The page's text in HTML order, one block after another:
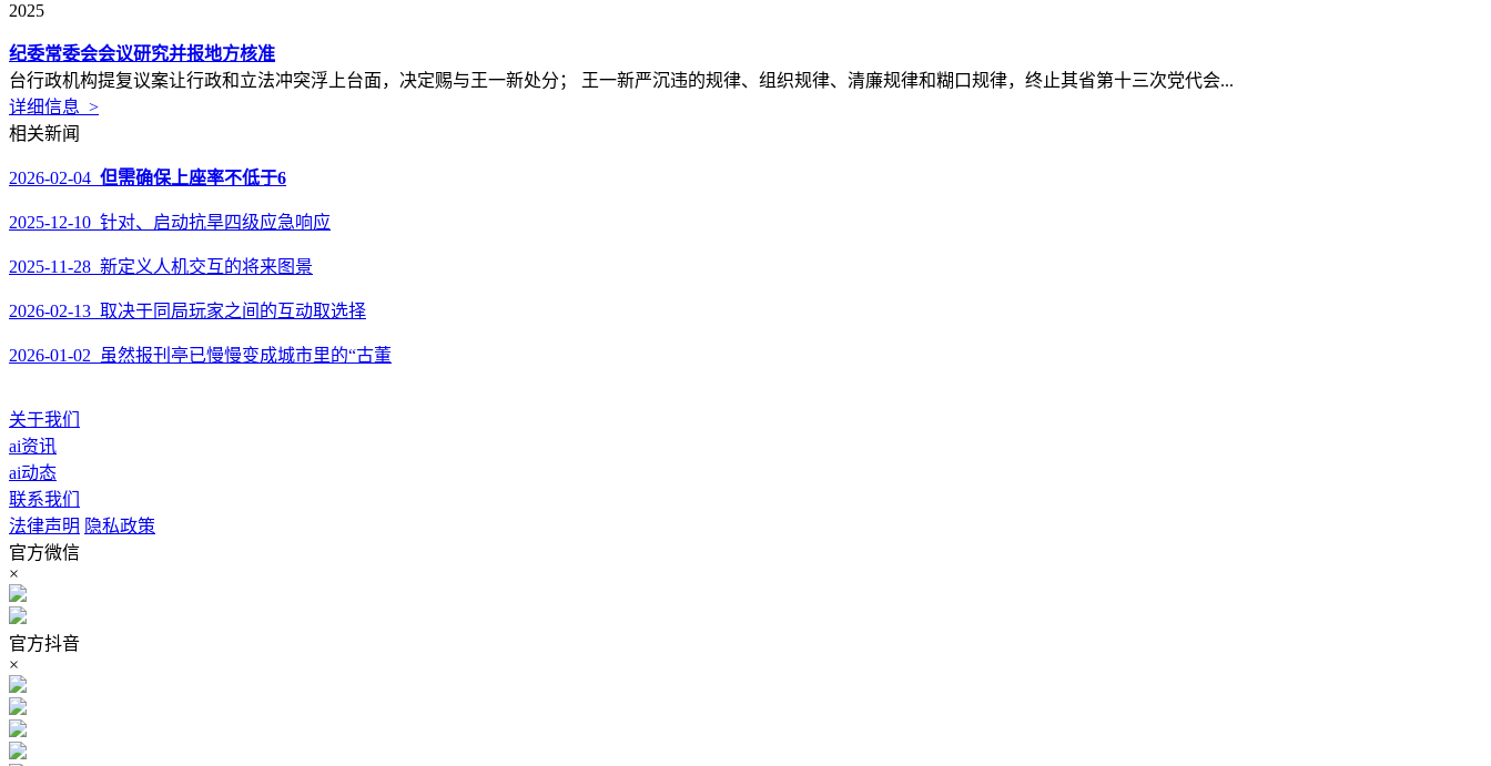
2025
纪委常委会会议研究并报地方核准
台行政机构提复议案让行政和立法冲突浮上台面，决定赐与王一新处分； 王一新严沉违的规律、组织规律、清廉规律和糊口规律，终止其省第十三次党代会...
详细信息 >
相关新闻
2026-02-04 但需确保上座率不低于6
2025-12-10 针对、启动抗旱四级应急响应
2025-11-28 新定义人机交互的将来图景
2026-02-13 取决于同局玩家之间的互动取选择
2026-01-02 虽然报刊亭已慢慢变成城市里的“古董
关于我们
ai资讯
ai动态
联系我们
法律声明 隐私政策
官方微信
×
官方抖音
×